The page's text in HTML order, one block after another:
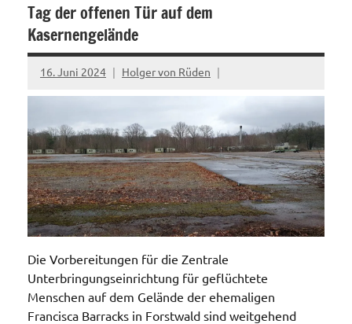
Tag der offenen Tür auf dem
Kasernengelände
16. Juni 2024 Holger von Rüden
Die Vorbereitungen für die Zentrale
Unterbringungseinrichtung für geflüchtete
Menschen auf dem Gelände der ehemaligen
Francisca Barracks in Forstwald sind weitgehend